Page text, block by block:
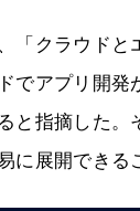
「クラウドと
でアプリ開
と指摘した。
に展開できる